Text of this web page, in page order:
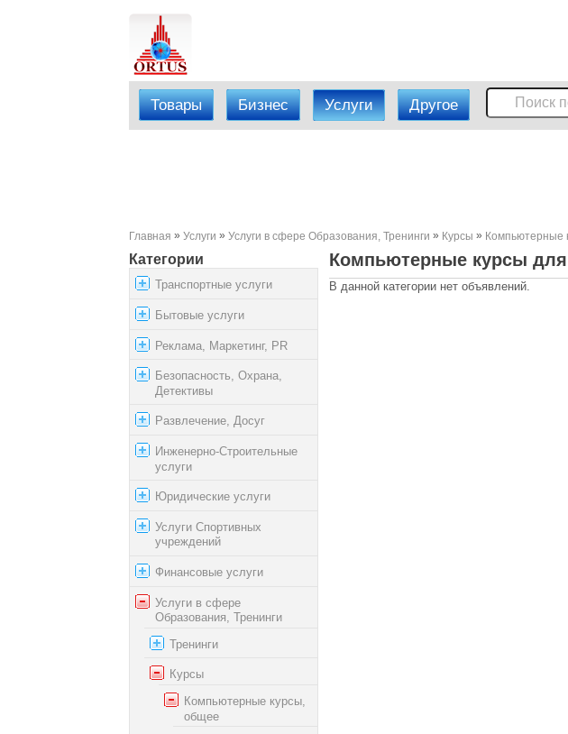
Товары Бизнес Услуги Другое
Главная » Услуги » Услуги в сфере Образования, Тренинги » Курсы » Компьютерные
Категории
Транспортные услуги
Бытовые услуги
Реклама, Маркетинг, PR
Безопасность, Охрана,
Детективы
Развлечение, Досуг
Инженерно-Строительные
услуги
Юридические услуги
Услуги Спортивных
учреждений
Финансовые услуги
Услуги в сфере
Образования, Тренинги
Тренинги
Курсы
Компьютерные курсы,
общее
Компьютерные курсы для
В данной категории нет объявлений.